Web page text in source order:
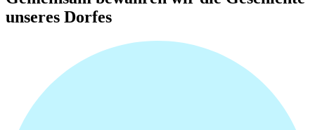
unseres Dorfes